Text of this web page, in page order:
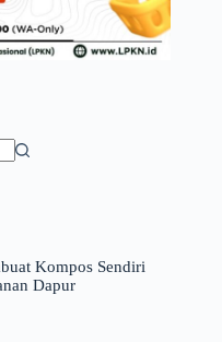
Kompos Sendiri
Dapur